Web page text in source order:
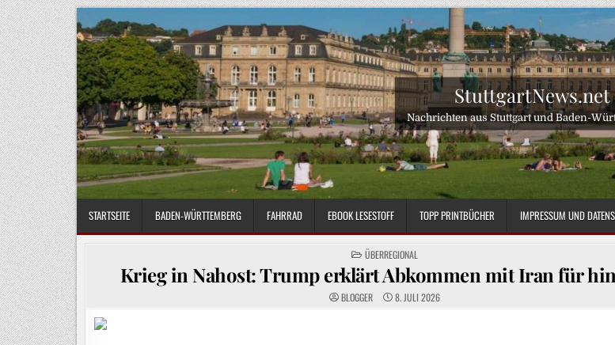
Skip
to
content
StuttgartNews.net
Nachrichten aus Stuttgart und Baden-
STARTSEITE BADEN-WÜRTTEMBERG FAHRRAD EBOOK LESESTOFF TOPP PRINTBÜCHER IMPRESSUM UND
POSTED
IN
ÜBERREGIONAL
Krieg in Nahost: Trump erklärt Abkommen mit Iran für
BLOGGER 8. JULI 2026